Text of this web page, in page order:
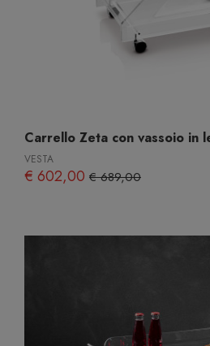
Carrello Zeta con vassoio in
VESTA
€ 602,00 € 689,00